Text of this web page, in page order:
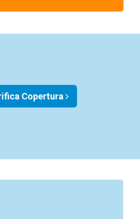
Copertura